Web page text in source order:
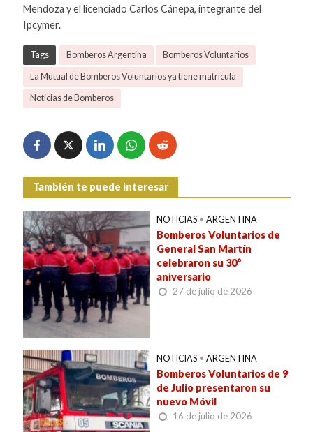
Mendoza y el licenciado Carlos Cánepa, integrante del
Ipcymer.
Tags Bomberos Argentina Bomberos Voluntarios
La Mutual de Bomberos Voluntarios ya tiene matrícula
Noticias de Bomberos
También te puede interesar
NOTICIAS • ARGENTINA
Bomberos Voluntarios de
General San Martín
celebraron su 30°
aniversario
27 de julio de 2026
NOTICIAS • ARGENTINA
Bomberos Voluntarios de 9
de Julio presentaron su
nuevo Móvil
16 de julio de 2026